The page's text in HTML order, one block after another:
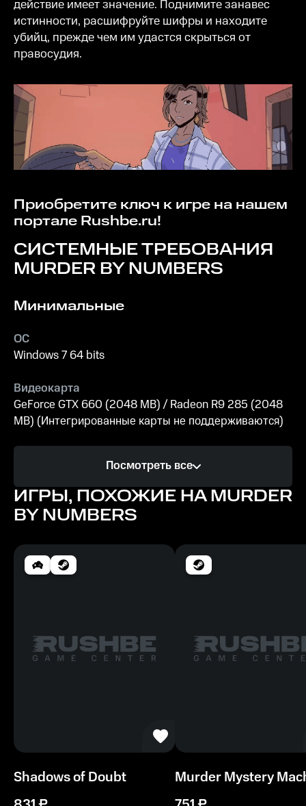
действие имеет значение. Поднимите занавес
истинности, расшифруйте шифры и находите
убийц, прежде чем им удастся скрыться от
правосудия.
Приобретите ключ к игре на нашем
портале Rushbe.ru!
СИСТЕМНЫЕ ТРЕБОВАНИЯ
MURDER BY NUMBERS
Минимальные
ОС
Windows 7 64 bits
Видеокарта
GeForce GTX 660 (2048 MB) / Radeon R9 285 (2048
MB) (Интегрированные карты не поддерживаются)
Память
4 ГБ
Посмотреть все
ИГРЫ, ПОХОЖИЕ НА MURDER
BY NUMBERS
Shadows of Doubt
Murder Mystery